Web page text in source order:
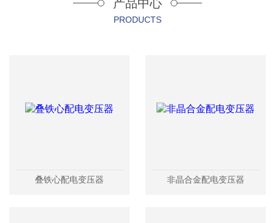
产品中心
PRODUCTS
叠铁心配电变压器 非晶合金配电变压器